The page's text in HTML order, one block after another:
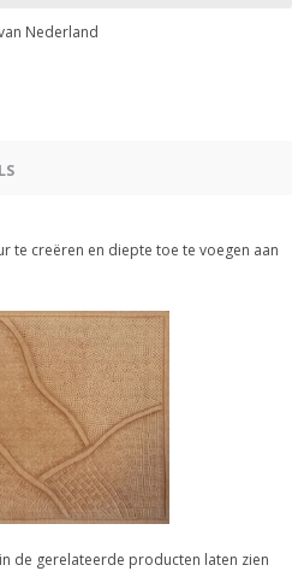
Nederland
te creëren en diepte toe te voegen aan
de gerelateerde producten laten zien